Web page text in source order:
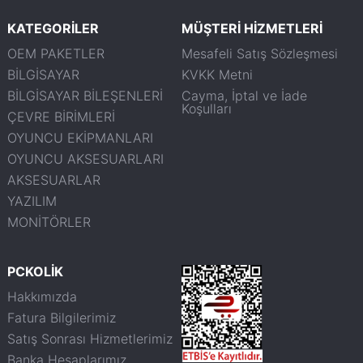
KATEGORİLER
OEM PAKETLER
BİLGİSAYAR
BİLGİSAYAR BİLEŞENLERİ
ÇEVRE BİRİMLERİ
OYUNCU EKİPMANLARI
OYUNCU AKSESUARLARI
AKSESUARLAR
YAZILIM
MONİTÖRLER
MÜŞTERİ HİZMETLERİ
Mesafeli Satış Sözleşmesi
KVKK Metni
Cayma, İptal ve İade
Koşulları
PCKOLİK
Hakkımızda
Fatura Bilgilerimiz
Satış Sonrası Hizmetlerimiz